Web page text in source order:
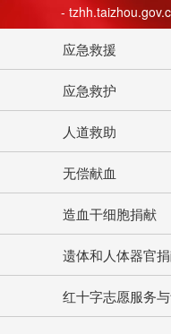
-
应急救援
应急救护
人道救助
无偿献血
造血干细胞捐献
遗体和人体器官
红十字志愿服务